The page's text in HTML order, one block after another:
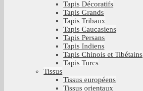
Tapis Décoratifs
Tapis Grands
Tapis Tribaux
Tapis Caucasiens
Tapis Persans
Tapis Indiens
Tapis Chinois et Tibétains
Tapis Turcs
Tissus
Tissus européens
Tissus orientaux